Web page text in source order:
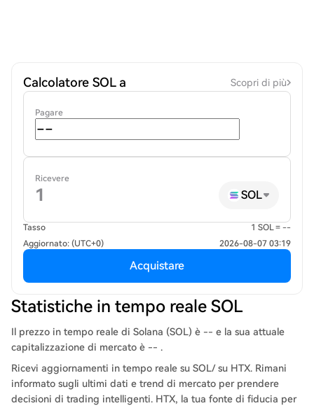
Calcolatore SOL a Scopri di più
Pagare
Ricevere
SOL
Tasso
1 SOL = --
Aggiornato: (UTC+0)
2026-08-07 03:19
Acquistare
Statistiche in tempo reale SOL
Il prezzo in tempo reale di Solana (SOL) è -- e la sua attuale
capitalizzazione di mercato è -- .
Ricevi aggiornamenti in tempo reale su SOL/ su HTX. Rimani
informato sugli ultimi dati e trend di mercato per prendere
decisioni di trading intelligenti. HTX, la tua fonte di fiducia per